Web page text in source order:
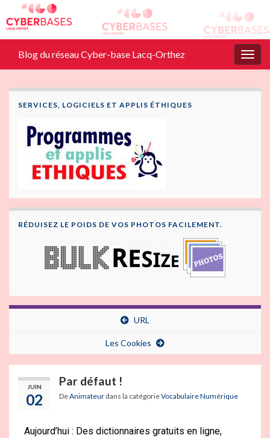
Blog du réseau Cyber-base Lacq-Orthez
SERVICES, LOGICIELS ET APPLIS ÉTHIQUES
RÉDUISEZ LE POIDS DE VOS PHOTOS FACILEMENT.
URL
Les Cookies
JUIN
02
Par défaut !
DeAnimateur dans la catégorieVocabulaire Numérique
Aujourd’hui : Des dictionnaires gratuits en ligne,